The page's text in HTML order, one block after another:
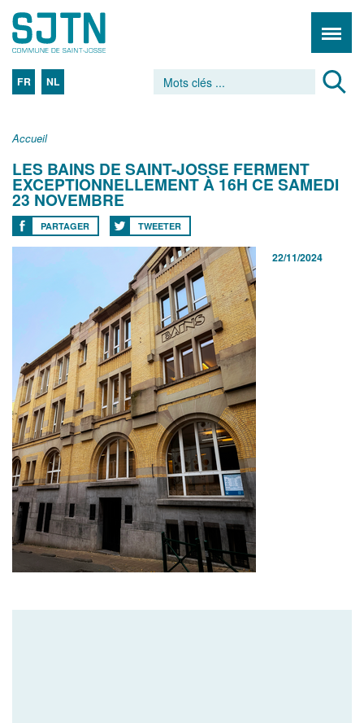
FR NL
Accueil
LES BAINS DE SAINT-JOSSE FERMENT
EXCEPTIONNELLEMENT À 16H CE SAMEDI
23 NOVEMBRE
PARTAGER TWEETER
22/11/2024